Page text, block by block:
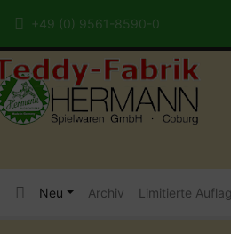
+49 (0) 9561-8590-0
Neu Archiv Limitierte